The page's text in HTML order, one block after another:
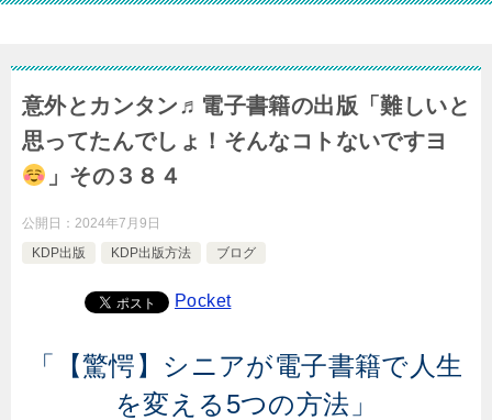
意外とカンタン♬電子書籍の出版「難しいと
思ってたんでしょ！そんなコトないですヨ
」その３８４
公開日： 2024年7月9日
KDP出版
KDP出版方法 ブログ
Pocket
「【驚愕】シニアが電子書籍で人生
を変える5つの方法」